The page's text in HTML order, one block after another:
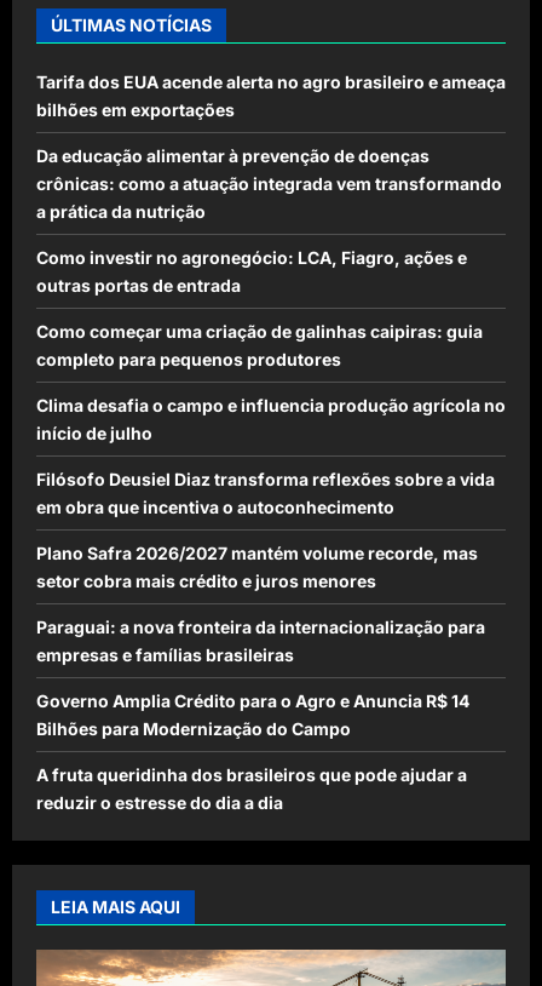
ÚLTIMAS NOTÍCIAS
Tarifa dos EUA acende alerta no agro brasileiro e ameaça
bilhões em exportações
Da educação alimentar à prevenção de doenças
crônicas: como a atuação integrada vem transformando
a prática da nutrição
Como investir no agronegócio: LCA, Fiagro, ações e
outras portas de entrada
Como começar uma criação de galinhas caipiras: guia
completo para pequenos produtores
Clima desafia o campo e influencia produção agrícola no
início de julho
Filósofo Deusiel Diaz transforma reflexões sobre a vida
em obra que incentiva o autoconhecimento
Plano Safra 2026/2027 mantém volume recorde, mas
setor cobra mais crédito e juros menores
Paraguai: a nova fronteira da internacionalização para
empresas e famílias brasileiras
Governo Amplia Crédito para o Agro e Anuncia R$ 14
Bilhões para Modernização do Campo
A fruta queridinha dos brasileiros que pode ajudar a
reduzir o estresse do dia a dia
LEIA MAIS AQUI